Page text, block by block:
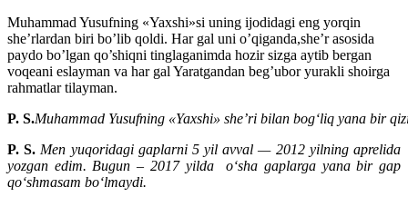
Muhammad Yusufning «Yaxshi»si uning ijodidagi eng yorqin
she’rlardan biri bo’lib qoldi. Har gal uni o’qiganda,she’r asosida
paydo bo’lgan qo’shiqni tinglaganimda hozir sizga aytib bergan
voqeani eslayman va har gal Yaratgandan beg’ubor yurakli shoirga
rahmatlar tilayman.
P. S.Muhammad Yusufning «Yaxshi» she’ri bilan bog‘liq yana bir
P. S. Men yuqoridagi gaplarni 5 yil avval — 2012 yilning aprelida
yozgan edim. Bugun – 2017 yilda o‘sha gaplarga yana bir gap
qo‘shmasam bo‘lmaydi.